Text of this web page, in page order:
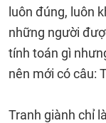
luôn đúng, luôn
những người
tính toán gì
nên mới có câu:
Tranh giành chỉ